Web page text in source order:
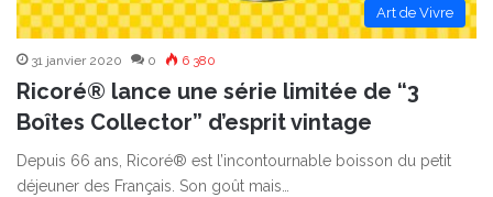
Art de Vivre
31 janvier 2020 0 6 380
Ricoré® lance une série limitée de “3
Boîtes Collector” d’esprit vintage
Depuis 66 ans, Ricoré® est l’incontournable boisson du petit
déjeuner des Français. Son goût mais…